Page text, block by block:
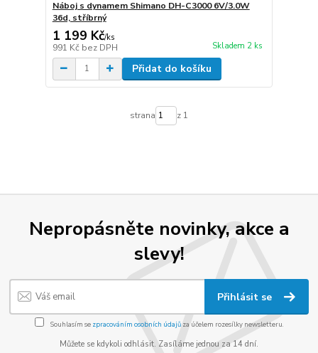
Náboj s dynamem Shimano DH-C3000 6V/3.0W
36d, stříbrný
1 199 Kč/ks
991 Kč bez DPH Skladem 2 ks
Přidat do košíku
strana z 1
Nepropásněte novinky, akce a
slevy!
Přihlásit se
Souhlasím se zpracováním osobních údajůza účelem rozesílky newsletteru.
Můžete se kdykoli odhlásit. Zasíláme jednou za 14 dní.